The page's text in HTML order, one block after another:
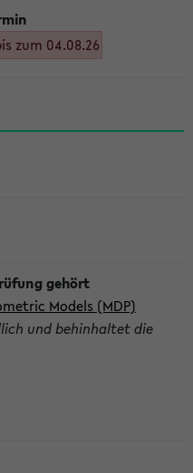
zum 04.08.26
Models (MDP)
und behinhaltet die